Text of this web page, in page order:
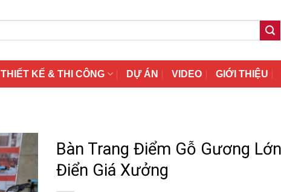
THIẾT KẾ & THI CÔNG DỰ ÁN VIDEO GIỚI THIỆU
Bàn Trang Điểm Gỗ Gương
Điển Giá Xưởng